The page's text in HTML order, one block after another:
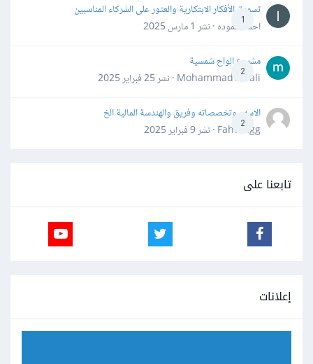
1
تسويق الأفكار الابتكارية والعثور على الشركاء المناسبين
احمد حموده · نشر 1 مارس 2025
2
مشروع الواح شمسية
Mohammad Awali · نشر
25 فبراير 2025
2
الاسهم وتخصصاته وفريق والهندسة المالية الخ
Fahd Ggg · نشر
9 فبراير 2025
تابعنا على
إعلانات